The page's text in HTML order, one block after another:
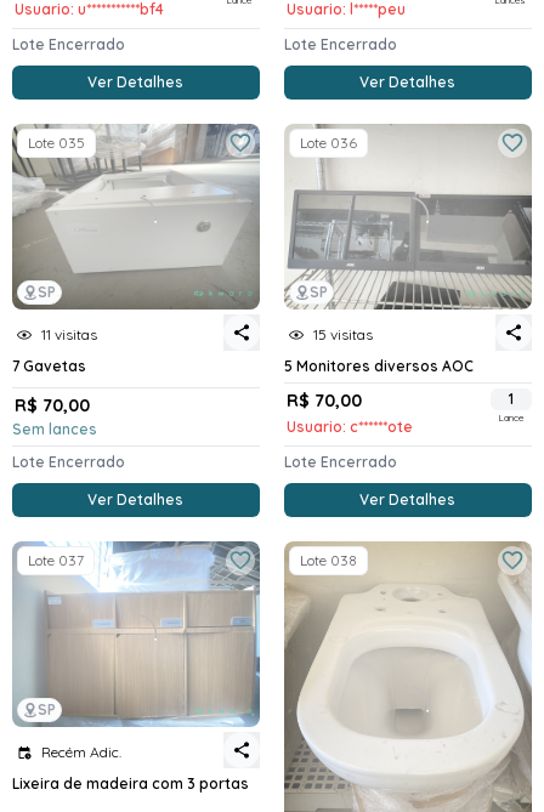
Usuario: u***********bf4
Lote Encerrado
Ver Detalhes
Usuario: l*****peu
Lote Encerrado
Ver Detalhes
SP
Lote 035
11 visitas
7 Gavetas
R$ 70,00
Sem lances
Lote Encerrado
Ver Detalhes
SP
Lote 036
15 visitas
5 Monitores diversos AOC
R$ 70,00
Usuario: c******ote
1
Lance
Lote Encerrado
Ver Detalhes
SP
Lote 037
Recém Adic.
Lixeira de madeira com 3 portas
Lote 038